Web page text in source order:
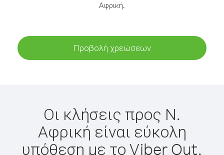
Αφρική.
Προβολή χρεώσεων
Οι κλήσεις προς Ν.
Αφρική είναι εύκολη
υπόθεση με το Viber Out.